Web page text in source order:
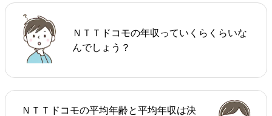
ＮＴＴドコモの年収っていくらくらいな
んでしょう？
ＮＴＴドコモの平均年齢と平均年収は決